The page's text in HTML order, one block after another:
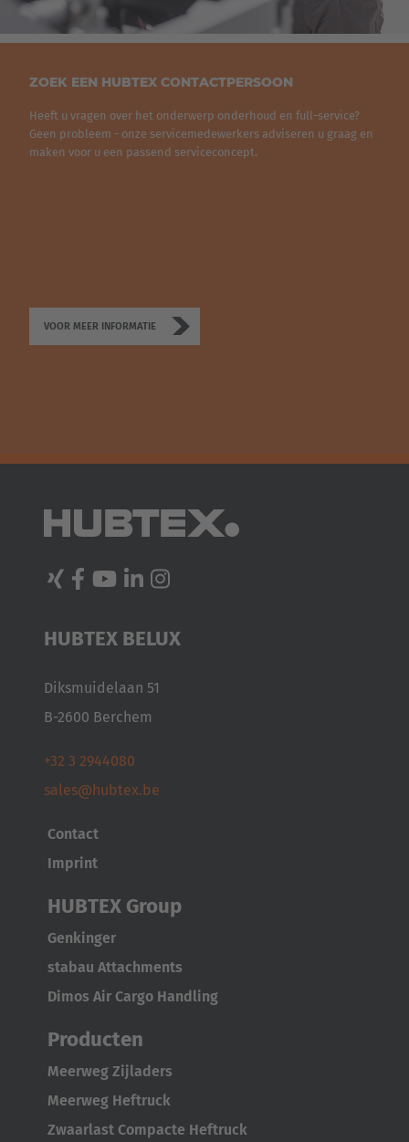
achteraf van accessoires op een gebruikt voertuig is ook
mogelijk.
EEN OOGOPSLAG:
Geautomatiseerde informatieuitwisseling tussen
voertuig en service
Maximale beschikbaarheid van het voertuig,
Uitlaatgasonderzoek
Controle van personenbeveiligingsinstallaties
ZOEK EEN HUBTEX CONTACTPERSOON
Heeft u vragen over het onderwerp onderhoud en full-service?
Geen probleem - onze servicemedewerkers adviseren u graag en
maken voor u een passend serviceconcept.
VOOR MEER INFORMATIE
HUBTEX BELUX
Diksmuidelaan 51
B-2600 Berchem
+32 3 2944080
sales@hubtex.be
Contact
Imprint
HUBTEX Group
Genkinger
stabau Attachments
Dimos Air Cargo Handling
Producten
Meerweg Zijladers
Meerweg Heftruck
Zwaarlast Compacte Heftruck